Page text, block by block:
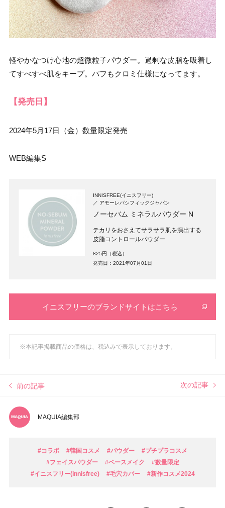
軽やかなつけ心地の超微粒子パウダー。過剰な皮脂を吸着し
てすべすべ肌をキープ。パフもクロミ仕様になってます。
【発売日】
2024年5月17日（金）数量限定発売
WEB編集S
INNISFREE(イニスフリー)
アモーレパシフィックジャパン
ノーセバム ミネラルパウダー N
テカリをおさえてサラサラ肌を演出する
皮脂コントロールパウダー
825円（税込）
発売日：2021年07月01日
イニスフリーのブランドサイトはこちら
※本記事掲載商品の価格は、税込みで表示しております。
前の記事 次の記事
MAQUIA編集部
#コラボ #韓国コスメ #パウダー
#プチプラコスメ
#フェイスパウダー
#ベースメイク
#数量限定
#イニスフリー(innisfree)
#毛穴カバー #新作コスメ2024